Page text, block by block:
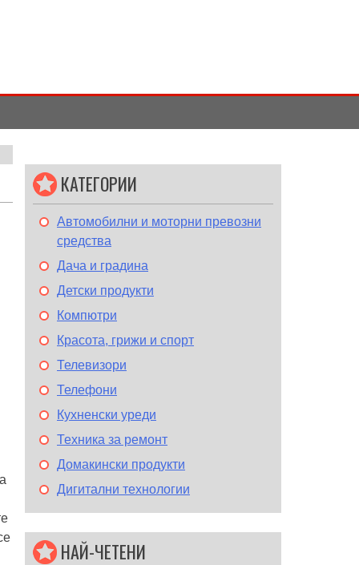
КАТЕГОРИИ
Автомобилни и моторни превозни
средства
Дача и градина
Детски продукти
Компютри
Красота, грижи и спорт
Телевизори
Телефони
Кухненски уреди
Техника за ремонт
Домакински продукти
Дигитални технологии
НАЙ-ЧЕТЕНИ